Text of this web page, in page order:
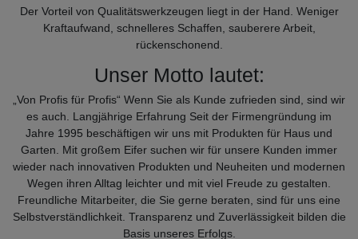
Der Vorteil von Qualitätswerkzeugen liegt in der Hand. Weniger
Kraftaufwand, schnelleres Schaffen, sauberere Arbeit,
rückenschonend.
Unser Motto lautet:
„Von Profis für Profis“ Wenn Sie als Kunde zufrieden sind, sind wir
es auch. Langjährige Erfahrung Seit der Firmengründung im
Jahre 1995 beschäftigen wir uns mit Produkten für Haus und
Garten. Mit großem Eifer suchen wir für unsere Kunden immer
wieder nach innovativen Produkten und Neuheiten und modernen
Wegen ihren Alltag leichter und mit viel Freude zu gestalten.
Freundliche Mitarbeiter, die Sie gerne beraten, sind für uns eine
Selbstverständlichkeit. Transparenz und Zuverlässigkeit bilden die
Basis unseres Erfolgs.